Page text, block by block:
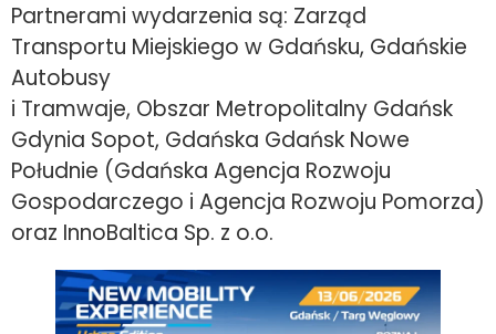
Partnerami wydarzenia są: Zarząd
Transportu Miejskiego w Gdańsku, Gdańskie
Autobusy
i Tramwaje, Obszar Metropolitalny Gdańsk
Gdynia Sopot, Gdańska Gdańsk Nowe
Południe (Gdańska Agencja Rozwoju
Gospodarczego i Agencja Rozwoju Pomorza)
oraz InnoBaltica Sp. z o.o.